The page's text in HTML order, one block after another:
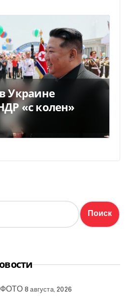
Украине
«с колен»
ФОТО 8 августа, 2026